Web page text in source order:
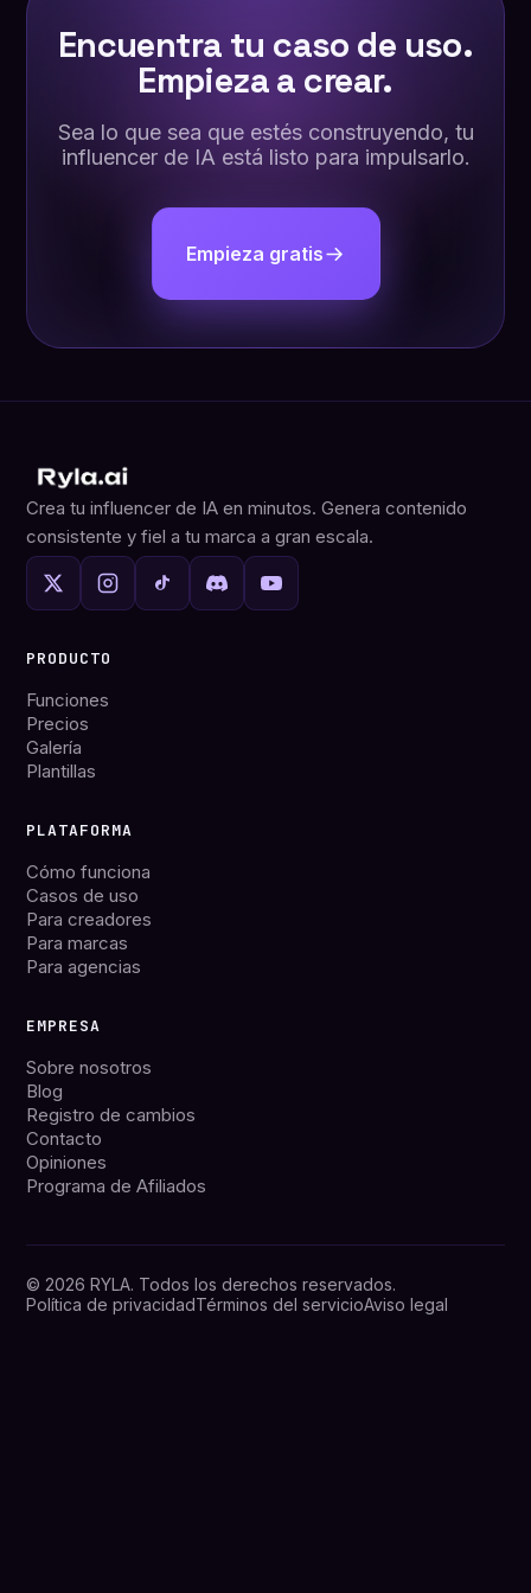
Encuentra tu caso de uso.
Empieza a crear.
Sea lo que sea que estés construyendo, tu
influencer de IA está listo para impulsarlo.
Empieza gratis
Crea tu influencer de IA en minutos. Genera contenido
consistente y fiel a tu marca a gran escala.
PRODUCTO
Funciones
Precios
Galería
Plantillas
PLATAFORMA
Cómo funciona
Casos de uso
Para creadores
Para marcas
Para agencias
EMPRESA
Sobre nosotros
Blog
Registro de cambios
Contacto
Opiniones
Programa de Afiliados
© 2026 RYLA. Todos los derechos reservados.
Política de privacidadTérminos del servicioAviso legal